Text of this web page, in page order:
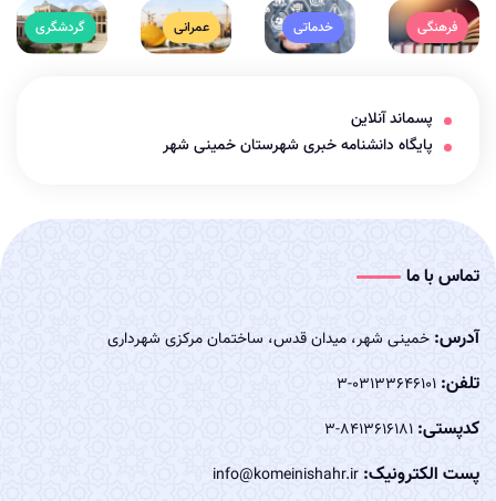
فرهنگی خدماتی عمرانی گردشگری
پسماند آنلاین
پایگاه دانشنامه خبری شهرستان خمینی شهر
تماس با ما
آدرس: خمینی شهر، میدان قدس، ساختمان مرکزی شهرداری
تلفن: 03133646101-3
کدپستی: 8413616181-3
پست الکترونیک: info@komeinishahr.ir